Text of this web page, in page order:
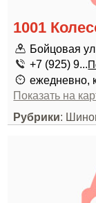
1001
Бойцовая
+7 (925) 9...
ежедневно,
Показать на
Рубрики: